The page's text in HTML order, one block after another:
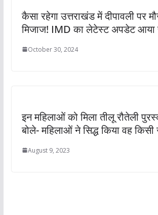
कैसा रहेगा उत्तराखंड में दीपावली पर
मिजाज! IMD का लेटेस्ट अपडेट आया
October 30, 2024
इन महिलाओं को मिला तीलू रौतेली
बोले- महिलाओं ने सिद्ध किया वह
August 9, 2023